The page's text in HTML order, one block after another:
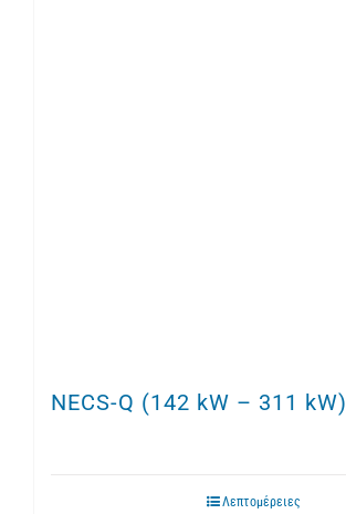
NECS-Q (142 kW – 311 kW)
Λεπτομέρειες